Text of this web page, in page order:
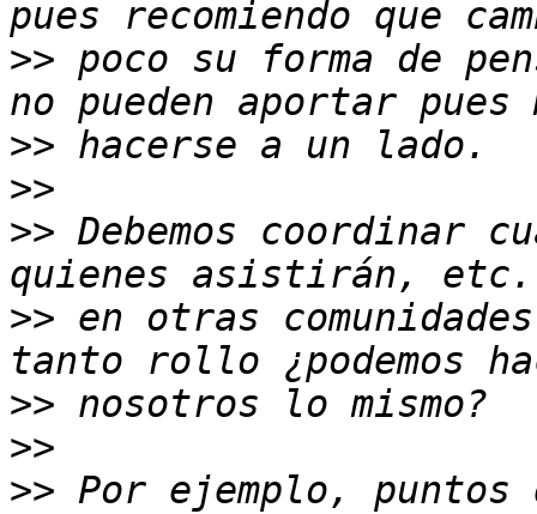
>> poco su forma de
>>
>>
>> Debemos coordinar
>> en otras
>>
>>
>> Por ejemplo, puntos